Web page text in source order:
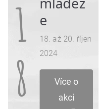
1
8
e
18. až 20. říjen
2024
Více o